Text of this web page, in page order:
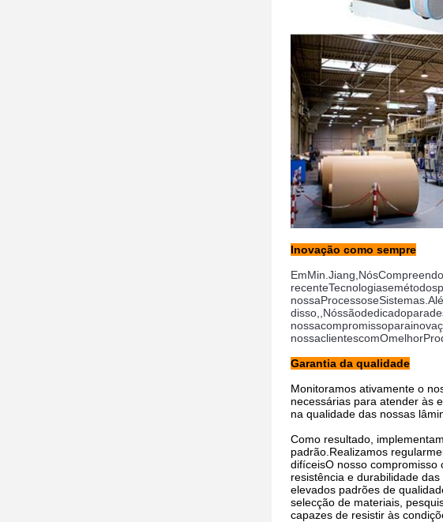
Inovação como sempre
EmMin. Jiang NósCompreendo.
recenteTecnologiasemétodos
nossaProcessoseSistemas
disso, Nóssãodedicadopara
nossacompromissopara
nossaclientescomOmelhor
Garantia da qualidade
Monitoramos ativamente o
necessárias para atender às
na qualidade das nossas
Como resultado,
padrão.Realizamos
difíceisO nosso compromisso
resistência e durabilidade
elevados padrões de
selecção de materiais,
capazes de resistir às